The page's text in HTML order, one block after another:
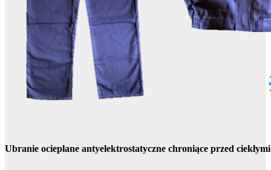
Ubranie ocieplane antyelektrostatyczne chroniące przed